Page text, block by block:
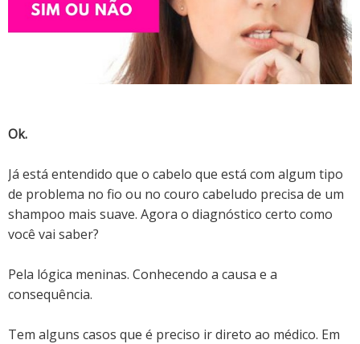
Ok.
Já está entendido que o cabelo que está com algum tipo
de problema no fio ou no couro cabeludo precisa de um
shampoo mais suave. Agora o diagnóstico certo como
você vai saber?
Pela lógica meninas. Conhecendo a causa e a
consequência.
Tem alguns casos que é preciso ir direto ao médico. Em